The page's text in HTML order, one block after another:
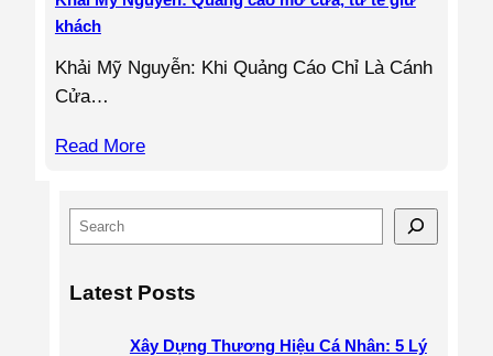
khách
Khải Mỹ Nguyễn: Khi Quảng Cáo Chỉ Là Cánh
Cửa…
Read More
S
e
r
Latest Posts
Xây Dựng Thương Hiệu Cá Nhân: 5 Lý